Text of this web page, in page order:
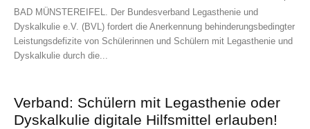
BAD MÜNSTEREIFEL. Der Bundesverband Legasthenie und
Dyskalkulie e.V. (BVL) fordert die Anerkennung behinderungsbedingter
Leistungsdefizite von Schülerinnen und Schülern mit Legasthenie und
Dyskalkulie durch die...
Verband: Schülern mit Legasthenie oder
Dyskalkulie digitale Hilfsmittel erlauben!